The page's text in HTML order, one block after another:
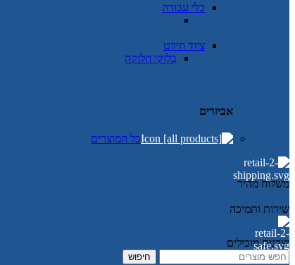
כלי עבודה
ציוד חיווט
בלוקי חלוקה
אביזרים
כל המוצרים
משלוח מהיר
שירות ותמיכה
יצרנים מובילים
חיפוש